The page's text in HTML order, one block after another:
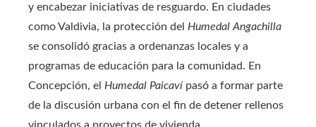
y encabezar iniciativas de resguardo. En ciudades
como Valdivia, la protección del Humedal Angachilla
se consolidó gracias a ordenanzas locales y a
programas de educación para la comunidad. En
Concepción, el Humedal Paicavípasó a formar parte
de la discusión urbana con el fin de detener rellenos